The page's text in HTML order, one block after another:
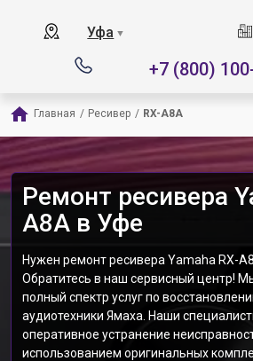
Уфа ▼
+7 (800)
Главная / Ресивер / RX-A8A
Ремонт ресивера
A8A в Уфе
Нужен ремонт ресивера Yamaha RX-
Обратитесь в наш сервисный центр!
полный спектр услуг по
аудиотехники Ямаха. Наши
оперативное устранение
использованием оригинальных